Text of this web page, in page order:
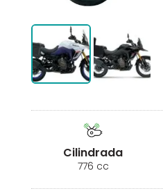
Cilindrada
776 cc